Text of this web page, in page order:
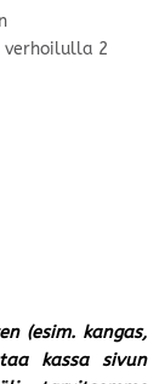
verhoilulla 2
(esim. kangas,
kassa sivun